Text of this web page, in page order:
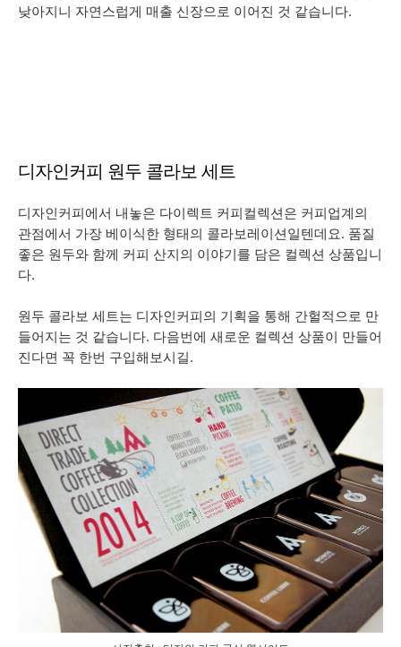
낮아지니 자연스럽게 매출 신장으로 이어진 것 같습니다.
디자인커피 원두 콜라보 세트
디자인커피에서 내놓은 다이렉트 커피컬렉션은 커피업계의
관점에서 가장 베이식한 형태의 콜라보레이션일텐데요. 품질
좋은 원두와 함께 커피 산지의 이야기를 담은 컬렉션 상품입니
다.
원두 콜라보 세트는 디자인커피의 기획을 통해 간헐적으로 만
들어지는 것 같습니다. 다음번에 새로운 컬렉션 상품이 만들어
진다면 꼭 한번 구입해보시길.